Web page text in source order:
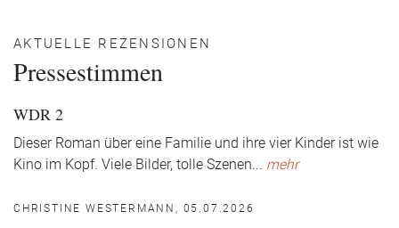
AKTUELLE REZENSIONEN
Pressestimmen
WDR 2
Dieser Roman über eine Familie und ihre vier Kinder ist wie
Kino im Kopf. Viele Bilder, tolle Szenen... mehr
CHRISTINE WESTERMANN, 05.07.2026